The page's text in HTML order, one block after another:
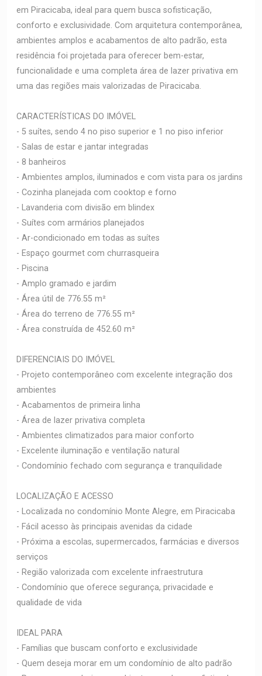
em Piracicaba, ideal para quem busca sofisticação,
conforto e exclusividade. Com arquitetura contemporânea,
ambientes amplos e acabamentos de alto padrão, esta
residência foi projetada para oferecer bem-estar,
funcionalidade e uma completa área de lazer privativa em
uma das regiões mais valorizadas de Piracicaba.
CARACTERÍSTICAS DO IMÓVEL
- 5 suítes, sendo 4 no piso superior e 1 no piso inferior
- Salas de estar e jantar integradas
- 8 banheiros
- Ambientes amplos, iluminados e com vista para os jardins
- Cozinha planejada com cooktop e forno
- Lavanderia com divisão em blindex
- Suítes com armários planejados
- Ar-condicionado em todas as suítes
- Espaço gourmet com churrasqueira
- Piscina
- Amplo gramado e jardim
- Área útil de 776.55 m²
- Área do terreno de 776.55 m²
- Área construída de 452.60 m²
DIFERENCIAIS DO IMÓVEL
- Projeto contemporâneo com excelente integração dos
ambientes
- Acabamentos de primeira linha
- Área de lazer privativa completa
- Ambientes climatizados para maior conforto
- Excelente iluminação e ventilação natural
- Condomínio fechado com segurança e tranquilidade
LOCALIZAÇÃO E ACESSO
- Localizada no condomínio Monte Alegre, em Piracicaba
- Fácil acesso às principais avenidas da cidade
- Próxima a escolas, supermercados, farmácias e diversos
serviços
- Região valorizada com excelente infraestrutura
- Condomínio que oferece segurança, privacidade e
qualidade de vida
IDEAL PARA
- Famílias que buscam conforto e exclusividade
- Quem deseja morar em um condomínio de alto padrão